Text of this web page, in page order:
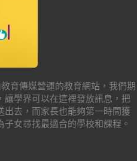
育傳媒營運的教育網站，我們期
學界可以在這裡發放訊息，把
出去，而家長也能夠第一時間獲
女尋找最適合的學校和課程。